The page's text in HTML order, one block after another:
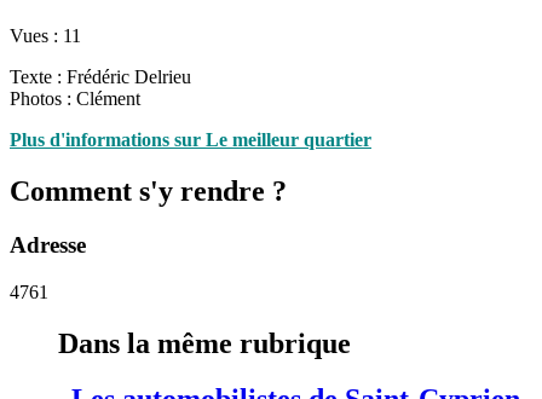
Vues : 11
Texte : Frédéric Delrieu
Photos : Clément
Plus d'informations sur Le meilleur quartier
Comment s'y rendre ?
Adresse
4761
Dans la même rubrique